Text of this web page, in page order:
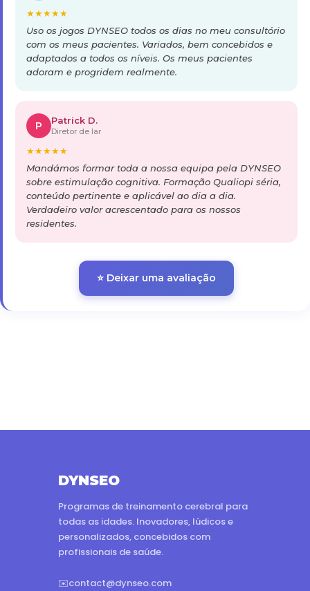
★★★★★
Uso os jogos DYNSEO todos os dias no meu consultório
com os meus pacientes. Variados, bem concebidos e
adaptados a todos os níveis. Os meus pacientes
adoram e progridem realmente.
P Patrick D.
Diretor de lar
★★★★★
Mandámos formar toda a nossa equipa pela DYNSEO
sobre estimulação cognitiva. Formação Qualiopi séria,
conteúdo pertinente e aplicável ao dia a dia.
Verdadeiro valor acrescentado para os nossos
residentes.
⭐ Deixar uma avaliação
DYNSEO
Programas de treinamento cerebral para
todas as idades. Inovadores, lúdicos e
personalizados, concebidos com
profissionais de saúde.
✉️contact@dynseo.com